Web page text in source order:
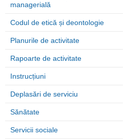
managerială
Codul de etică și deontologie
Planurile de activitate
Rapoarte de activitate
Instrucțiuni
Deplasări de serviciu
Sănătate
Servicii sociale